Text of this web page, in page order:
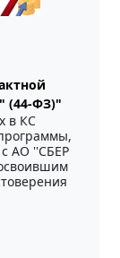
(44-ФЗ)"
в КС
с АО ''СБЕР